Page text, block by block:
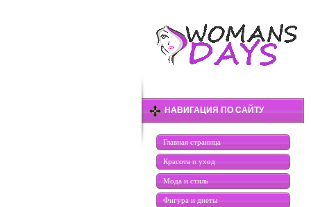
НАВИГАЦИЯ ПО САЙТУ
Главная страница
Красота и уход
Мода и стиль
Фигура и диеты